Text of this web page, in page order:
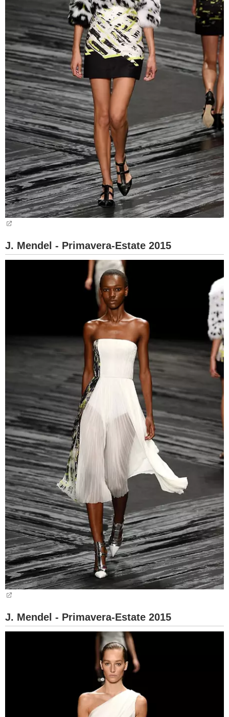
J. Mendel - Primavera-Estate 2015
J. Mendel - Primavera-Estate 2015